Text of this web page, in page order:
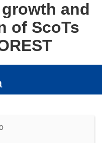
and
of ScoTs